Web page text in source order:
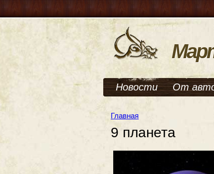
Новости От
Главная
9 планета